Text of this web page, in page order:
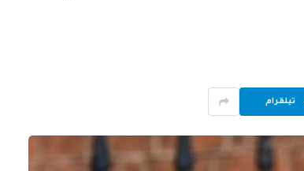
تيلقرام